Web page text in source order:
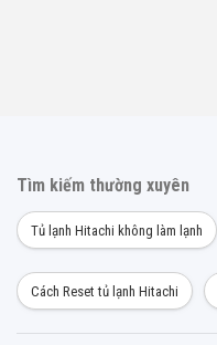
Tìm kiếm thường xuyên
Tủ lạnh Hitachi không làm lạnh
Cách Reset tủ lạnh Hitachi